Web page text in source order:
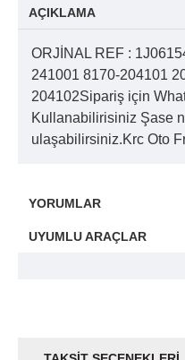
AÇIKLAMA
ORJİNAL REF :
241001 8170-204101
204102Sipariş için
Kullanabilirisiniz Şase
ulaşabilirsiniz.Krc Oto
YORUMLAR
UYUMLU ARAÇLAR